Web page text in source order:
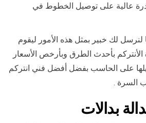
عالية على توصيل الخطوط في
لنرسل لك خبير بمثل هذه الأمور ليقوم
الأنتركم بأحدث الطرق وبأرخص الأسعار
على الحاسب بفضل أفضل فني انتركم
السرة .
بدالات